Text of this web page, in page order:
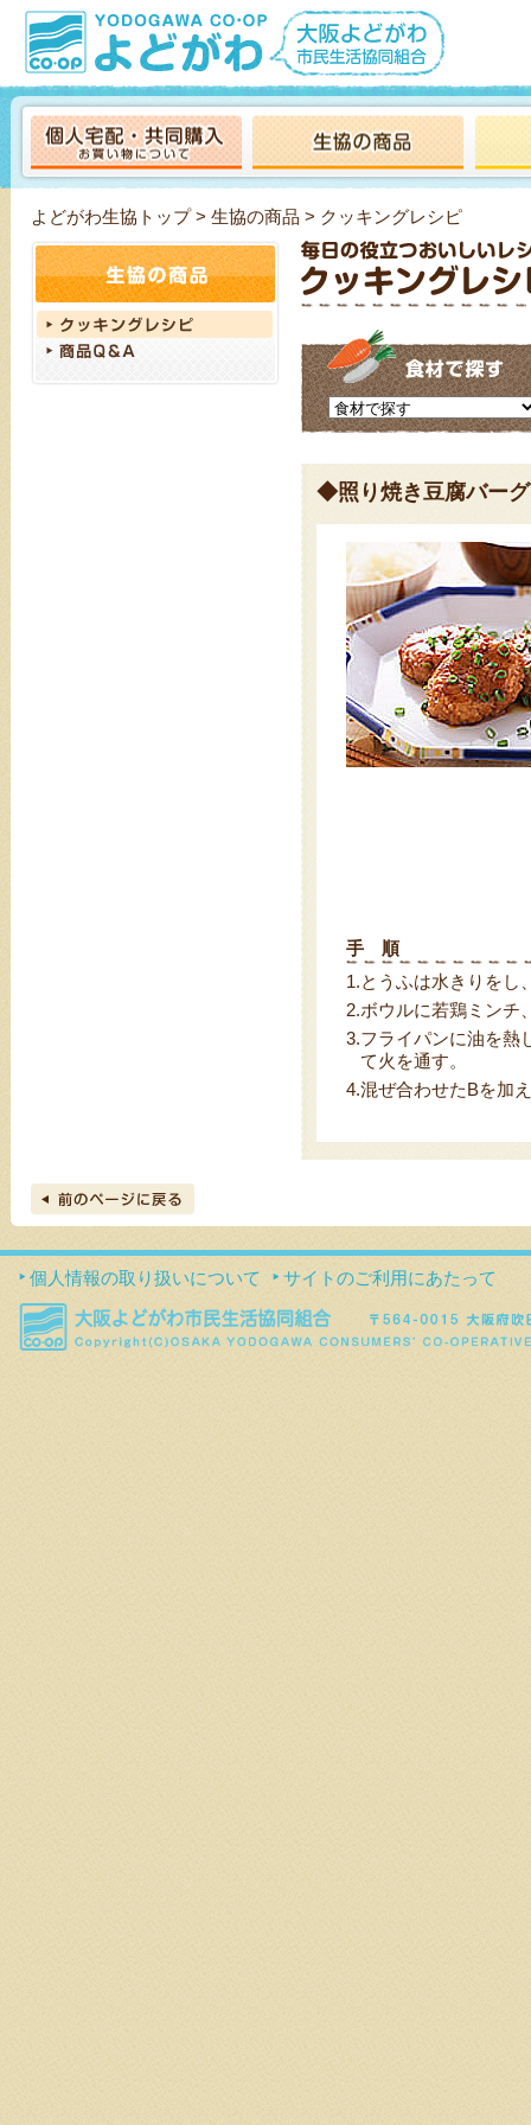
よどがわ生協トップ> 生協の商品 > クッキングレシピ
◆照り焼き豆腐バーグ
手 順
1.とうふは水きりをし
2.ボウルに若鶏ミンチ
3.フライパンに油を熱
て火を通す。
4.混ぜ合わせたBを加
個人情報の取り扱いについて サイトのご利用にあたって